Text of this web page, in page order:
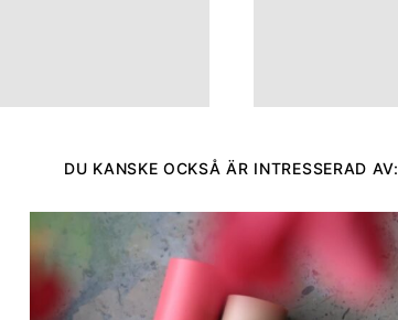
DU KANSKE OCKSÅ ÄR INTRESSERAD AV: